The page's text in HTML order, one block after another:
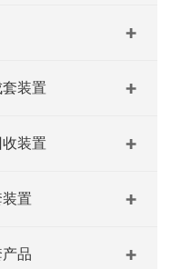
装置
装置
置
品